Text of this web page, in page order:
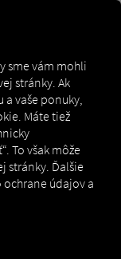
vo
šancu v
sme vám mohli
stránky. Ak
a vaše ponuky,
Máte tiež
To však môže
stránky. Ďalšie
údajov a